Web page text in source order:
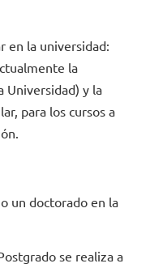
en la universidad:
la
Universidad) y la
para los cursos a
un doctorado en la
se realiza a